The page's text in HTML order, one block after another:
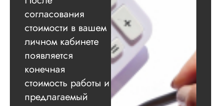
оговоренные
сдачи,
оформили в
соответствии с
Взаимодействие с
клиентами
согласования
стоимости в вашем
личном кабинете
появляется
конечная
стоимость работы и
предлагаемый